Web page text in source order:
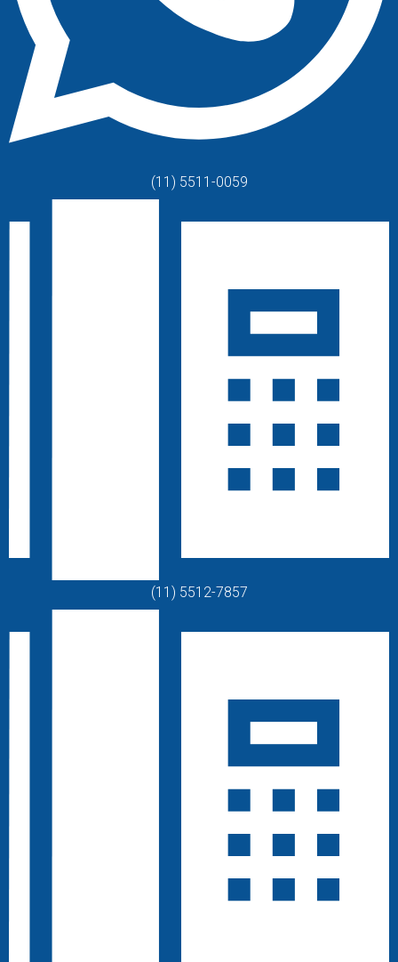
(11) 5511-0059
(11) 5512-7857